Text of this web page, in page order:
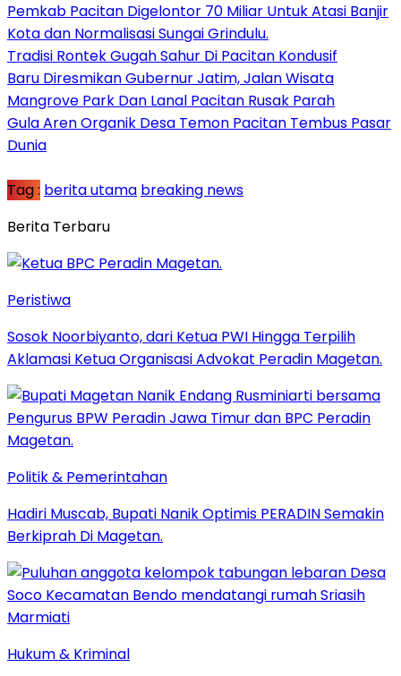
Pemkab Pacitan Digelontor 70 Miliar Untuk Atasi Banjir
Kota dan Normalisasi Sungai Grindulu.
Tradisi Rontek Gugah Sahur Di Pacitan Kondusif
Baru Diresmikan Gubernur Jatim, Jalan Wisata
Mangrove Park Dan Lanal Pacitan Rusak Parah
Gula Aren Organik Desa Temon Pacitan Tembus Pasar
Dunia
Tag : berita utama breaking news
Berita Terbaru
Peristiwa
Sosok Noorbiyanto, dari Ketua PWI Hingga Terpilih
Aklamasi Ketua Organisasi Advokat Peradin Magetan.
Politik & Pemerintahan
Hadiri Muscab, Bupati Nanik Optimis PERADIN Semakin
Berkiprah Di Magetan.
Hukum & Kriminal